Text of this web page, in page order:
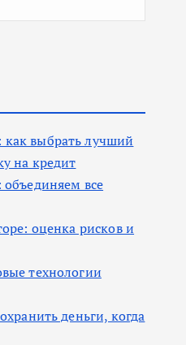
выбрать лучший
на кредит
все
оценка рисков и
технологии
деньги, когда